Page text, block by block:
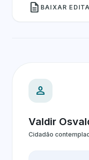
description BAIXAR
person
Valdir
Cidadão